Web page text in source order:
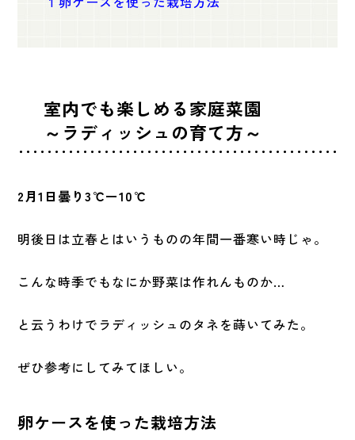
室内でも楽しめる家庭菜園
～ラディッシュの育て方～
2月1日曇り3℃ー10℃
明後日は立春とはいうものの年間一番寒い時じゃ。
こんな時季でもなにか野菜は作れんものか…
と云うわけでラディッシュのタネを蒔いてみた。
ぜひ参考にしてみてほしい。
卵ケースを使った栽培方法